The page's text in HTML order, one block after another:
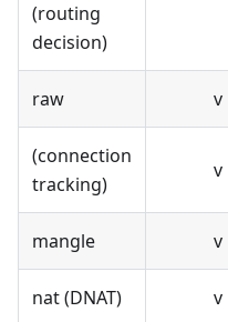
(routing
decision)
raw v
(connection
tracking)
v
mangle v
nat (DNAT) v